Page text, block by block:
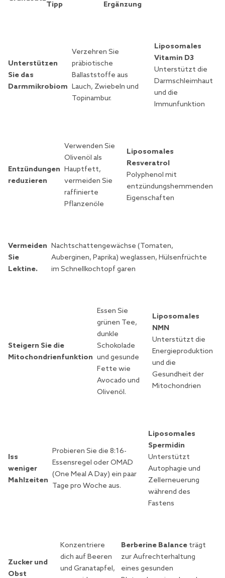
Tipp
Ergänzung
Unterstützen
Sie das
Darmmikrobiom
Verzehren Sie
präbiotische
Ballaststoffe aus
Lauch, Zwiebeln und
Topinambur.
Liposomales
Vitamin D3
Unterstützt die
Darmschleimhaut
und die
Immunfunktion
Entzündungen
reduzieren
Verwenden Sie
Olivenöl als
Hauptfett,
vermeiden Sie
raffinierte
Pflanzenöle
Liposomales
Resveratrol
Polyphenol mit
entzündungshemmenden
Eigenschaften
Vermeiden
Sie
Lektine.
Nachtschattengewächse (Tomaten,
Auberginen, Paprika) weglassen, Hülsenfrüchte
im Schnellkochtopf garen
Steigern Sie die
Mitochondrienfunktion
Essen Sie
grünen Tee,
dunkle
Schokolade
und gesunde
Fette wie
Avocado und
Olivenöl.
Liposomales
NMN
Unterstützt die
Energieproduktion
und die
Gesundheit der
Mitochondrien
Iss
weniger
Mahlzeiten
Probieren Sie die 8:16-
Essensregel oder OMAD
(One Meal A Day) ein paar
Tage pro Woche aus.
Liposomales
Spermidin
Unterstützt
Autophagie und
Zellerneuerung
während des
Fastens
Zucker und
Obst
Konzentriere
dich auf Beeren
und Granatapfel,
Berberine Balance trägt
zur Aufrechterhaltung
eines gesunden